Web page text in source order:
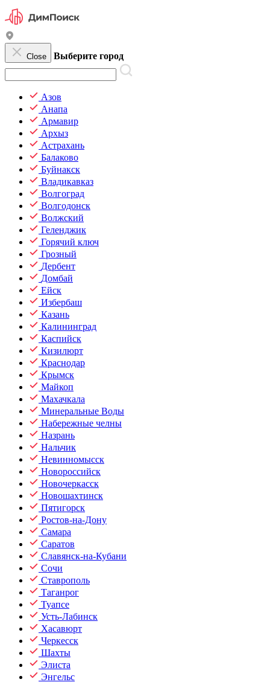
Close Выберите город
Азов
Анапа
Армавир
Архыз
Астрахань
Балаково
Буйнакск
Владикавказ
Волгоград
Волгодонск
Волжский
Геленджик
Горячий ключ
Грозный
Дербент
Домбай
Ейск
Избербаш
Казань
Калининград
Каспийск
Кизилюрт
Краснодар
Крымск
Майкоп
Махачкала
Минеральные Воды
Набережные челны
Назрань
Нальчик
Невинномысск
Новороссийск
Новочеркасск
Новошахтинск
Пятигорск
Ростов-на-Дону
Самара
Саратов
Славянск-на-Кубани
Сочи
Ставрополь
Таганрог
Туапсе
Усть-Лабинск
Хасавюрт
Черкесск
Шахты
Элиста
Энгельс